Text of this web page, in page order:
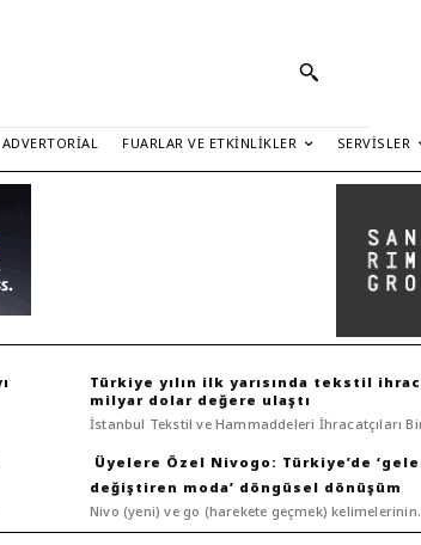
ADVERTORIAL FUARLAR VE ETKINLIKLER SERVISLER
Türkiye yılın ilk yarısında tekstil
milyar dolar değere ulaştı
İstanbul Tekstil ve Hammaddeleri İhracatçıları
Nivogo: Türkiye’de
değiştiren moda’ döngüsel dönüşüm
Nivo (yeni) ve go (harekete geçmek)